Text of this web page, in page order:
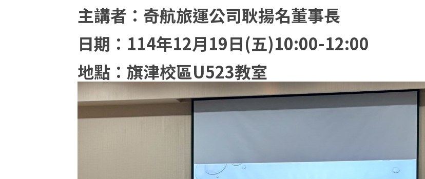
主講者：奇航旅運公司耿揚名董事長
日期：114年12月19日(五)10:00-12:00
地點：旗津校區U523教室